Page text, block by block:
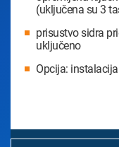
(uključena su 3
prisustvo sidra
uključeno
Opcija: